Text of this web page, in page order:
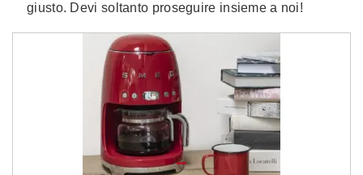
giusto. Devi soltanto proseguire insieme a noi!